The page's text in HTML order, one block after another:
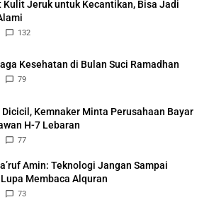
Kulit Jeruk untuk Kecantikan, Bisa Jadi
132
Kesehatan di Bulan Suci Ramadhan
79
Dicicil, Kemnaker Minta Perusahaan Bayar
H-7 Lebaran
77
Amin: Teknologi Jangan Sampai
Membaca Alquran
73